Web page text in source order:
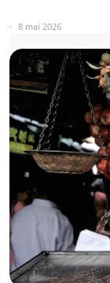
8 mai 2026